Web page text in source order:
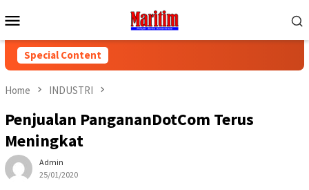
to
Menu
Special Content
Home INDUSTRI
Penjualan PangananDotCom Terus
Meningkat
Admin
25/01/2020